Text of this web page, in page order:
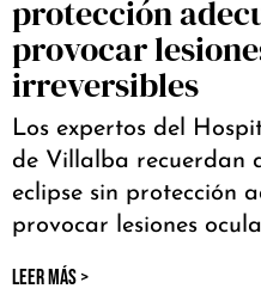
protección
provocar
irreversibles
Los expertos del
de Villalba recuerdan
eclipse sin protección
provocar lesiones
LEER MÁS >